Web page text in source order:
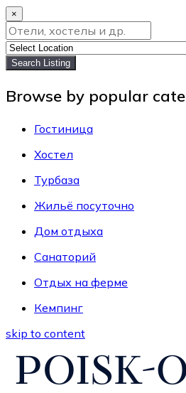
×
Search Listing
Browse by popular
Гостиница
Хостел
Турбаза
Жильё посуточно
Дом отдыха
Санаторий
Отдых на ферме
Кемпинг
skip to content